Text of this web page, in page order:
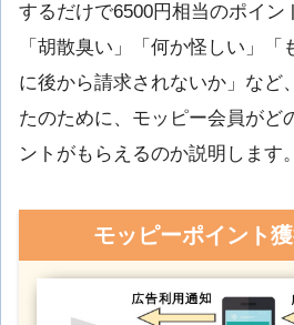
するだけで6500円相当のポイン
「胡散臭い」「何か怪しい」
に後から請求されないか」など
たのために、モッピー会員がど
ントがもらえるのか説明します。
モッピーポイント